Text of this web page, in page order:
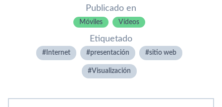
Publicado en
Móviles Ví­deos
Etiquetado
Internet presentación sitio web
Visualización